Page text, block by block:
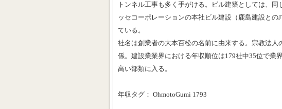
トンネル工事も多く手がける。ビル建築としては、同
ッセコーポレーションの本社ビル建設（鹿島建設との
ている。
社名は創業者の大本百松の名前に由来する。宗教法人
係。建設業業界における年収順位は179社中35位で業
高い部類に入る。
年収タグ： OhmotoGumi 1793